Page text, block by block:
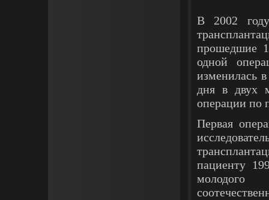
В 2002
прошедшие
одной
изменилась
дня в двух
операции по
Первая
пациенту
молодого